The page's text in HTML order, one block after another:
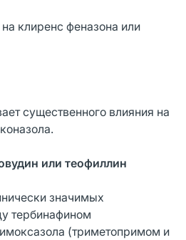
клиренс феназона или
существенного влияния на
или теофиллин
значимых
тербинафином
(триметопримом и